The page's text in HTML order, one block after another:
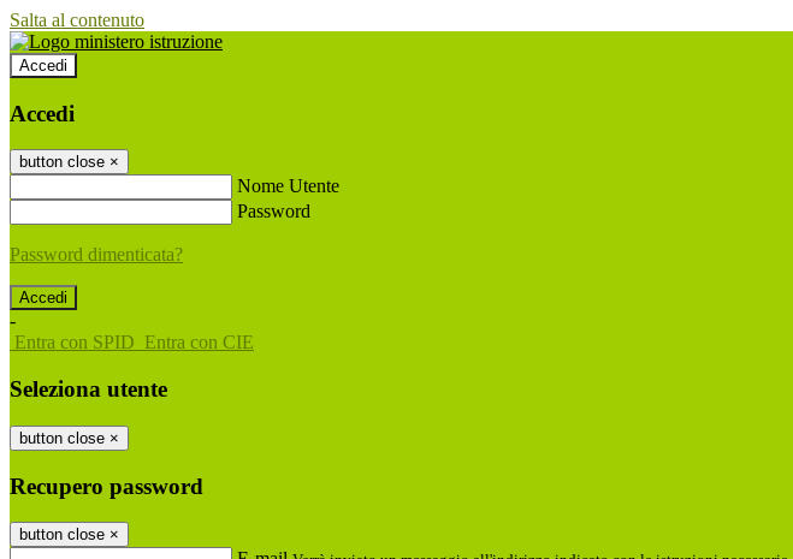
Salta al contenuto
Accedi
Accedi
button close ×
Nome Utente
Password
Password dimenticata?
-
Entra con SPID Entra con CIE
Seleziona utente
button close ×
Recupero password
button close ×